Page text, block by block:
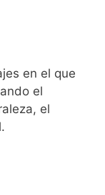
en el que
el
el